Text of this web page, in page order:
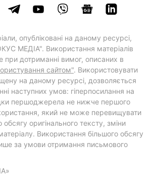
опубліковані на даному ресурсі,
МЕДІА". Використання матеріалів
при дотриманні вимог, описаних в
сайтом". Використовувати
на даному ресурсі, дозволяється
наступних умов: гіперпосилання на
першоджерела не нижче першого
який не може перевищувати
обсягу оригінального тексту, зміни
Використання більшого обсягу
за умови отримання письмового